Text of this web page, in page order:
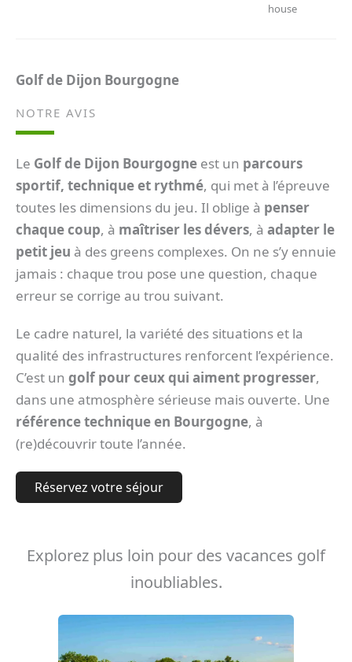
house
Golf de Dijon Bourgogne
NOTRE AVIS
Le Golf de Dijon Bourgogne est un parcours
sportif, technique et rythmé, qui met à l’épreuve
toutes les dimensions du jeu. Il oblige à penser
chaque coup, à maîtriser les dévers, à adapter le
petit jeu à des greens complexes. On ne s’y ennuie
jamais : chaque trou pose une question, chaque
erreur se corrige au trou suivant.
Le cadre naturel, la variété des situations et la
qualité des infrastructures renforcent l’expérience.
C’est un golf pour ceux qui aiment progresser,
dans une atmosphère sérieuse mais ouverte. Une
référence technique en Bourgogne, à
(re)découvrir toute l’année.
Réservez votre séjour
Explorez plus loin pour des vacances golf
inoubliables.